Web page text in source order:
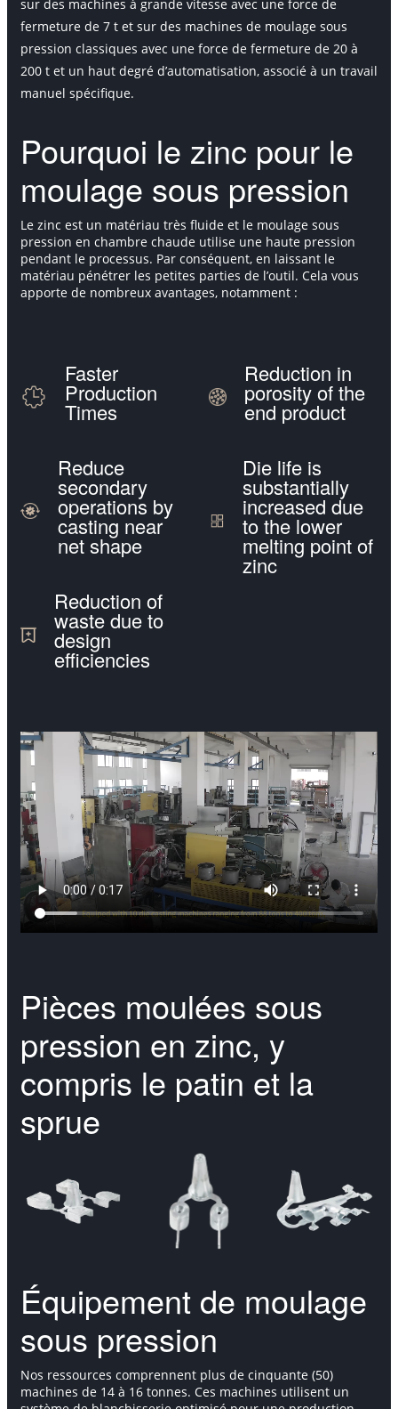
sur des machines à grande vitesse avec une force de
fermeture de 7 t et sur des machines de moulage sous
pression classiques avec une force de fermeture de 20 à
200 t et un haut degré d’automatisation, associé à un travail
manuel spécifique.
Pourquoi le zinc pour le
moulage sous pression
Le zinc est un matériau très fluide et le moulage sous
pression en chambre chaude utilise une haute pression
pendant le processus. Par conséquent, en laissant le
matériau pénétrer les petites parties de l’outil. Cela vous
apporte de nombreux avantages, notamment :
Faster
Production
Times
Reduce
secondary
operations by
casting near
net shape
Reduction in
porosity of the
end product
Die life is
substantially
increased due
to the lower
melting point of
zinc
Reduction of
waste due to
design
efficiencies
Pièces moulées sous
pression en zinc, y
compris le patin et la
sprue
Équipement de moulage
sous pression
Nos ressources comprennent plus de cinquante (50)
machines de 14 à 16 tonnes. Ces machines utilisent un